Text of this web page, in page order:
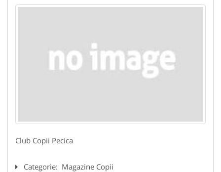
Club Copii Pecica
Categorie: Magazine Copii